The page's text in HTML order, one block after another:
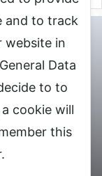
問合せ
DXLIVE 退
イト
and to track
website in
Data
to to
cookie will
this